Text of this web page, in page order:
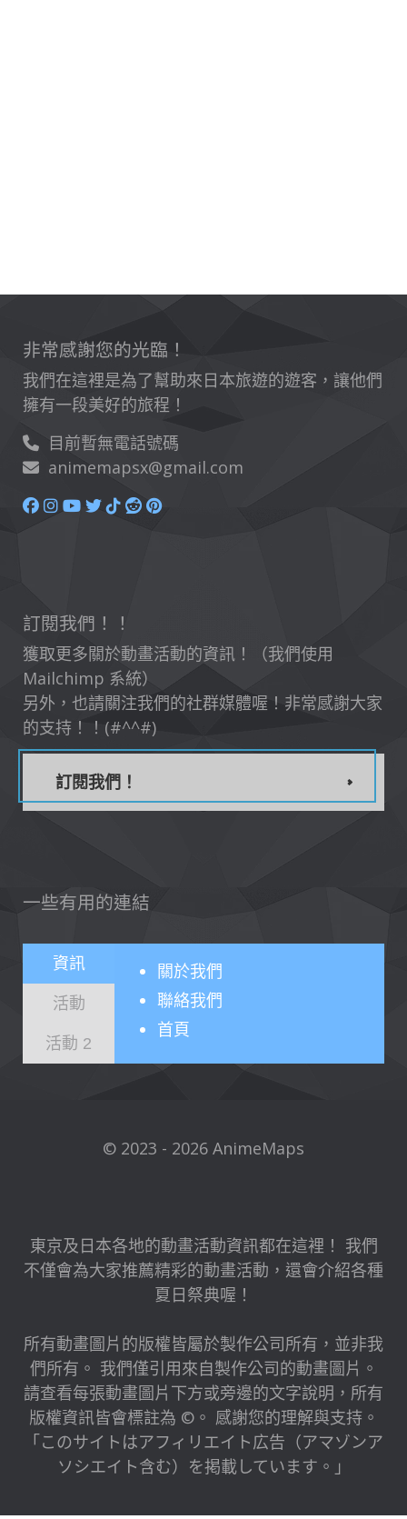
非常感謝您的光臨！
我們在這裡是為了幫助來日本旅遊的遊客，讓他們
擁有一段美好的旅程！
目前暫無電話號碼
animemapsx@gmail.com
訂閱我們！！
獲取更多關於動畫活動的資訊！（我們使用
Mailchimp 系統）
另外，也請關注我們的社群媒體喔！非常感謝大家
的支持！！(#^^#)
訂閱我們！
一些有用的連結
資訊
活動
活動 2
關於我們
聯絡我們
首頁
© 2023 - 2026 AnimeMaps
東京及日本各地的動畫活動資訊都在這裡！ 我們
不僅會為大家推薦精彩的動畫活動，還會介紹各種
夏日祭典喔！
所有動畫圖片的版權皆屬於製作公司所有，並非我
們所有。 我們僅引用來自製作公司的動畫圖片。
請查看每張動畫圖片下方或旁邊的文字說明，所有
版權資訊皆會標註為 ©。 感謝您的理解與支持。
「このサイトはアフィリエイト広告（アマゾンア
ソシエイト含む）を掲載しています。」